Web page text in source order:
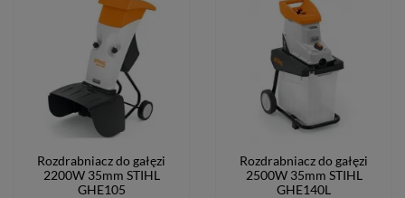
Rozdrabniacz do gałęzi
2200W 35mm STIHL
GHE105
Rozdrabniacz do gałęzi
2500W 35mm STIHL
GHE140L